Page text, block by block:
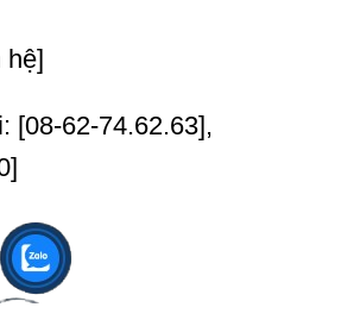
hệ]
[08-62-74.62.63],